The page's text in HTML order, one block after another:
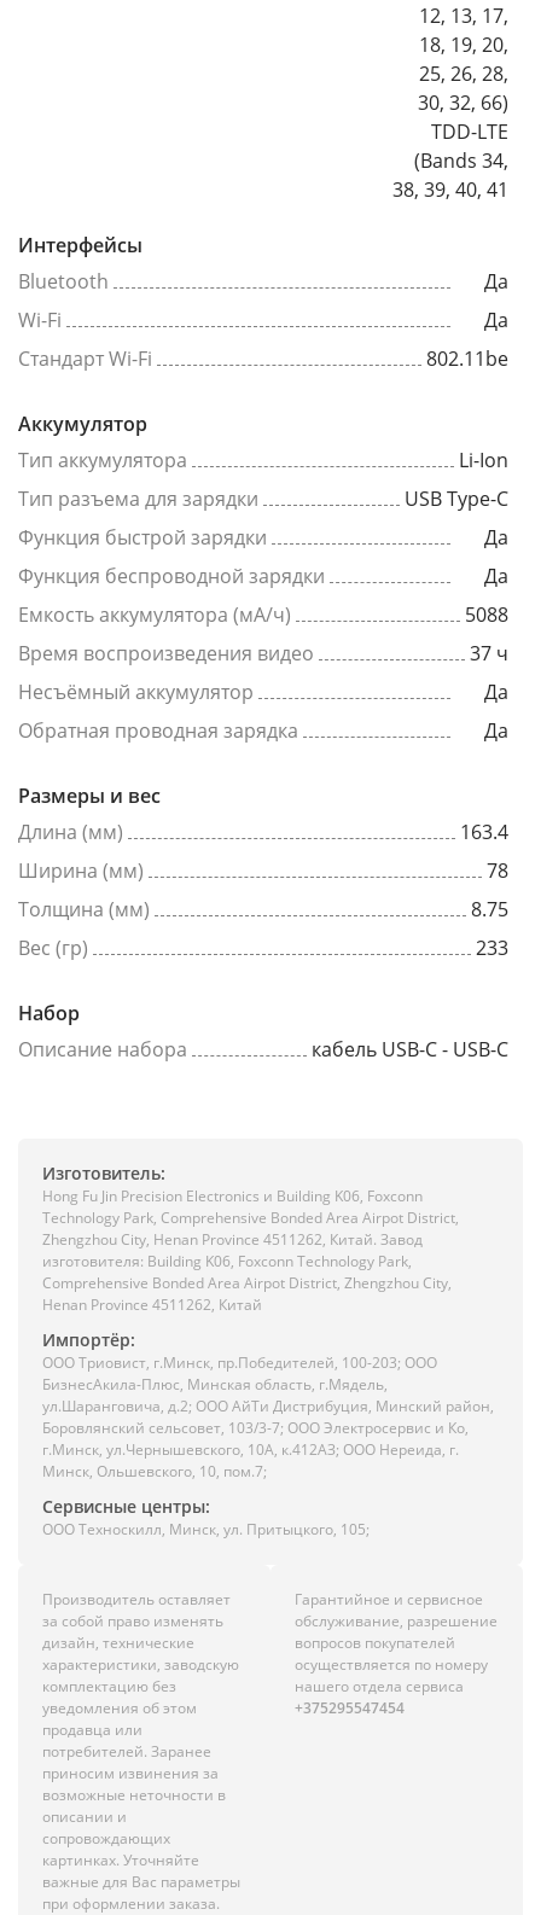
12, 13, 17,
18, 19, 20,
25, 26, 28,
30, 32, 66)
TDD-LTE
(Bands 34,
38, 39, 40, 41
Интерфейсы
Bluetooth
Да
Wi-Fi
Да
Стандарт Wi-Fi
802.11be
Аккумулятор
Тип аккумулятора
Li-Ion
Тип разъема для зарядки
USB Type-C
Функция быстрой зарядки
Да
Функция беспроводной зарядки
Да
Емкость аккумулятора (мА/ч)
5088
Время воспроизведения видео
37 ч
Несъёмный аккумулятор
Да
Обратная проводная зарядка
Да
Размеры и вес
Длина (мм)
163.4
Ширина (мм)
78
Толщина (мм)
8.75
Вес (гр)
233
Набор
Описание набора
кабель USB-C - USB-C
Изготовитель:
Hong Fu Jin Precision Electronics и Building K06, Foxconn
Technology Park, Comprehensive Bonded Area Airpot District,
Zhengzhou City, Henan Province 4511262, Китай. Завод
изготовителя: Building K06, Foxconn Technology Park,
Comprehensive Bonded Area Airpot District, Zhengzhou City,
Henan Province 4511262, Китай
Импортёр:
ООО Триовист, г.Минск, пр.Победителей, 100-203; ООО
БизнесАкила-Плюс, Минская область, г.Мядель,
ул.Шаранговича, д.2; ООО АйТи Дистрибуция, Минский район,
Боровлянский сельсовет, 103/3-7; ООО Электросервис и Ко,
г.Минск, ул.Чернышевского, 10А, к.412АЗ; ООО Нереида, г.
Минск, Ольшевского, 10, пом.7;
Сервисные центры:
ООО Техноскилл, Минск, ул. Притыцкого, 105;
Производитель оставляет
за собой право изменять
дизайн, технические
характеристики, заводскую
комплектацию без
уведомления об этом
продавца или
потребителей. Заранее
приносим извинения за
возможные неточности в
описании и
сопровождающих
картинках. Уточняйте
важные для Вас параметры
при оформлении заказа.
Гарантийное и сервисное
обслуживание, разрешение
вопросов покупателей
осуществляется по номеру
нашего отдела сервиса
+375295547454